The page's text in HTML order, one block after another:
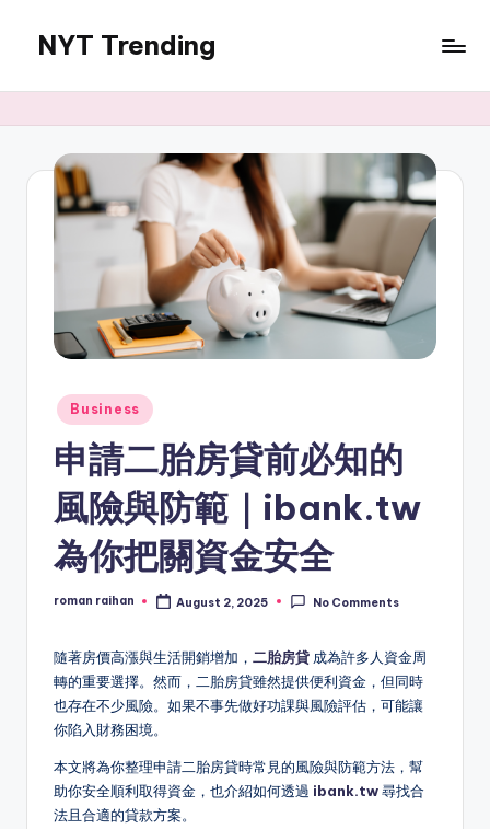
content
NYT Trending
Posted
in
Business
申請二胎房貸前必知的
風險與防範｜ibank.tw
為你把關資金安全
Posted
roman raihan August 2, 2025 No Comments
隨著房價高漲與生活開銷增加， 二胎房貸 成為許多人資金周
轉的重要選擇。然而，二胎房貸雖然提供便利資金，但同時
也存在不少風險。如果不事先做好功課與風險評估，可能讓
你陷入財務困境。
本文將為你整理申請二胎房貸時常見的風險與防範方法，幫
助你安全順利取得資金，也介紹如何透過 ibank.tw尋找合
法且合適的貸款方案。